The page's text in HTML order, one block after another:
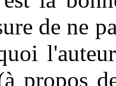
de ne
propos